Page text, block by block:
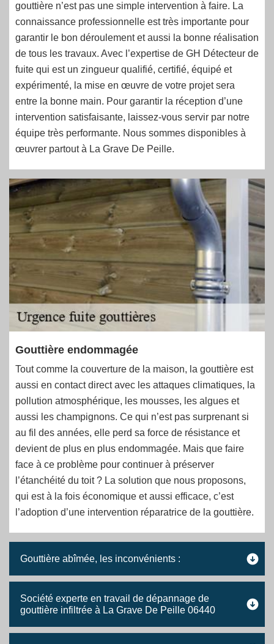
gouttière n’est pas une simple intervention à faire. La
connaissance professionnelle est très importante pour
garantir le bon déroulement et aussi la bonne réalisation
de tous les travaux. Avec l’expertise de GH Détecteur de
fuite qui est un zingueur qualifié, certifié, équipé et
expérimenté, la mise en œuvre de votre projet sera
entre la bonne main. Pour garantir la réception d’une
intervention satisfaisante, laissez-vous servir par notre
équipe très performante. Nous sommes disponibles à
œuvrer partout à La Grave De Peille.
Gouttière endommagée
Tout comme la couverture de la maison, la gouttière est
aussi en contact direct avec les attaques climatiques, la
pollution atmosphérique, les mousses, les algues et
aussi les champignons. Ce qui n’est pas surprenant si
au fil des années, elle perd sa force de résistance et
devient de plus en plus endommagée. Mais que faire
face à ce problème pour continuer à préserver
l’étanchéité du toit ? La solution que nous proposons,
qui est à la fois économique et aussi efficace, c’est
l’adoption d’une intervention réparatrice de la gouttière.
Gouttière abîmée, les inconvénients :
Société experte en travail de dépannage de
gouttière infiltrée à La Grave De Peille 06440